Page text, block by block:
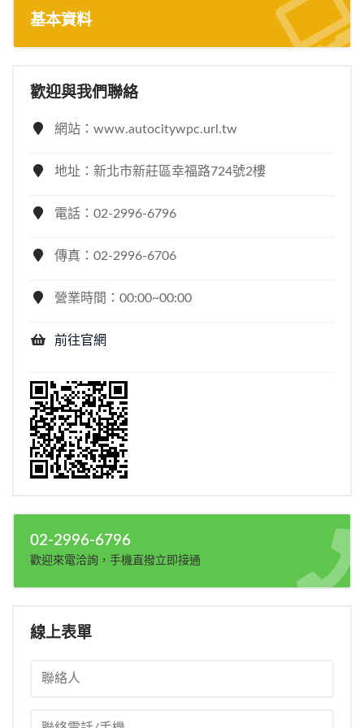
基本資料
歡迎與我們聯絡
網站：www.autocitywpc.url.tw
地址：新北市新莊區幸福路724號2樓
電話：02-2996-6796
傳真：02-2996-6706
營業時間：00:00~00:00
前往官網
02-2996-6796
歡迎來電洽詢，手機直撥立即接通
線上表單